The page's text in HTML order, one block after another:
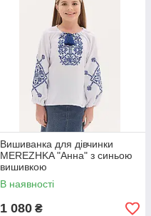
Вишиванка для дівчинки
MEREZHKA "Анна" з синьою
вишивкою
В наявності
1 080 ₴